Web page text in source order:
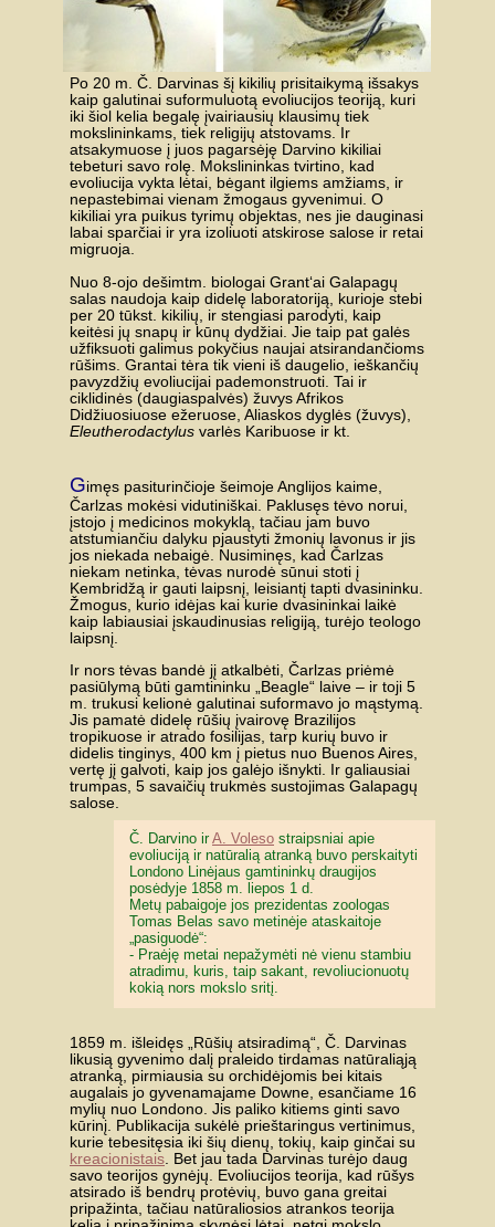
Po 20 m. Č. Darvinas šį kikilių prisitaikymą išsakys
kaip galutinai suformuluotą evoliucijos teoriją, kuri
iki šiol kelia begalę įvairiausių klausimų tiek
mokslininkams, tiek religijų atstovams. Ir
atsakymuose į juos pagarsėję Darvino kikiliai
tebeturi savo rolę. Mokslininkas tvirtino, kad
evoliucija vykta lėtai, bėgant ilgiems amžiams, ir
nepastebimai vienam žmogaus gyvenimui. O
kikiliai yra puikus tyrimų objektas, nes jie dauginasi
labai sparčiai ir yra izoliuoti atskirose salose ir retai
migruoja.
Nuo 8-ojo dešimtm. biologai Grant‘ai Galapagų
salas naudoja kaip didelę laboratoriją, kurioje stebi
per 20 tūkst. kikilių, ir stengiasi parodyti, kaip
keitėsi jų snapų ir kūnų dydžiai. Jie taip pat galės
užfiksuoti galimus pokyčius naujai atsirandančioms
rūšims. Grantai tėra tik vieni iš daugelio, ieškančių
pavyzdžių evoliucijai pademonstruoti. Tai ir
ciklidinės (daugiaspalvės) žuvys Afrikos
Didžiuosiuose ežeruose, Aliaskos dyglės (žuvys),
Eleutherodactylus varlės Karibuose ir kt.
Gimęs pasiturinčioje šeimoje Anglijos kaime,
Čarlzas mokėsi vidutiniškai. Paklusęs tėvo norui,
įstojo į medicinos mokyklą, tačiau jam buvo
atstumiančiu dalyku pjaustyti žmonių lavonus ir jis
jos niekada nebaigė. Nusiminęs, kad Čarlzas
niekam netinka, tėvas nurodė sūnui stoti į
Kembridžą ir gauti laipsnį, leisiantį tapti dvasininku.
Žmogus, kurio idėjas kai kurie dvasininkai laikė
kaip labiausiai įskaudinusias religiją, turėjo teologo
laipsnį.
Ir nors tėvas bandė jį atkalbėti, Čarlzas priėmė
pasiūlymą būti gamtininku „Beagle“ laive – ir toji 5
m. trukusi kelionė galutinai suformavo jo mąstymą.
Jis pamatė didelę rūšių įvairovę Brazilijos
tropikuose ir atrado fosilijas, tarp kurių buvo ir
didelis tinginys, 400 km į pietus nuo Buenos Aires,
vertę jį galvoti, kaip jos galėjo išnykti. Ir galiausiai
trumpas, 5 savaičių trukmės sustojimas Galapagų
salose.
Č. Darvino irA. Voleso straipsniai apie
evoliuciją ir natūralią atranką buvo perskaityti
Londono Linėjaus gamtininkų draugijos
posėdyje 1858 m. liepos 1 d.
Metų pabaigoje jos prezidentas zoologas
Tomas Belas savo metinėje ataskaitoje
„pasiguodė“:
- Praėję metai nepažymėti nė vienu stambiu
atradimu, kuris, taip sakant, revoliucionuotų
kokią nors mokslo sritį.
1859 m. išleidęs „Rūšių atsiradimą“, Č. Darvinas
likusią gyvenimo dalį praleido tirdamas natūraliąją
atranką, pirmiausia su orchidėjomis bei kitais
augalais jo gyvenamajame Downe, esančiame 16
mylių nuo Londono. Jis paliko kitiems ginti savo
kūrinį. Publikacija sukėlė prieštaringus vertinimus,
kurie tebesitęsia iki šių dienų, tokių, kaip ginčai su
kreacionistais . Bet jau tada Darvinas turėjo daug
savo teorijos gynėjų. Evoliucijos teorija, kad rūšys
atsirado iš bendrų protėvių, buvo gana greitai
pripažinta, tačiau natūraliosios atrankos teorija